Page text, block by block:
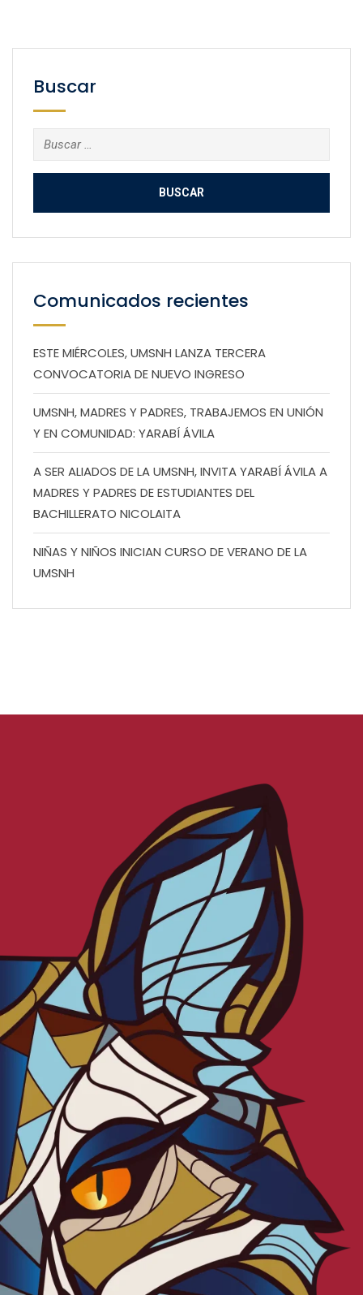
Buscar
Buscar:
Comunicados recientes
ESTE MIÉRCOLES, UMSNH LANZA TERCERA
CONVOCATORIA DE NUEVO INGRESO
UMSNH, MADRES Y PADRES, TRABAJEMOS EN UNIÓN
Y EN COMUNIDAD: YARABÍ ÁVILA
A SER ALIADOS DE LA UMSNH, INVITA YARABÍ ÁVILA A
MADRES Y PADRES DE ESTUDIANTES DEL
BACHILLERATO NICOLAITA
NIÑAS Y NIÑOS INICIAN CURSO DE VERANO DE LA
UMSNH